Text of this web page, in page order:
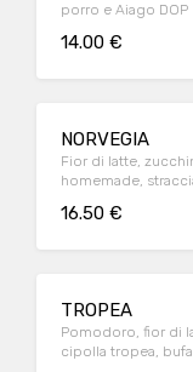
porro e Aiago DOP
14.00 €
NORVEGIA
Fior di latte,
homemade,
16.50 €
TROPEA
Pomodoro, fior di
cipolla tropea,